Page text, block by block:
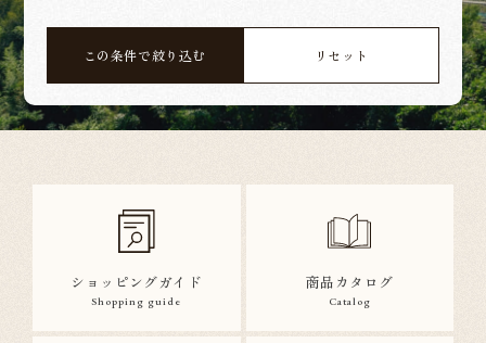
この条件で絞り込む リセット
ショッピングガイド
Shopping guide
商品カタログ
Catalog